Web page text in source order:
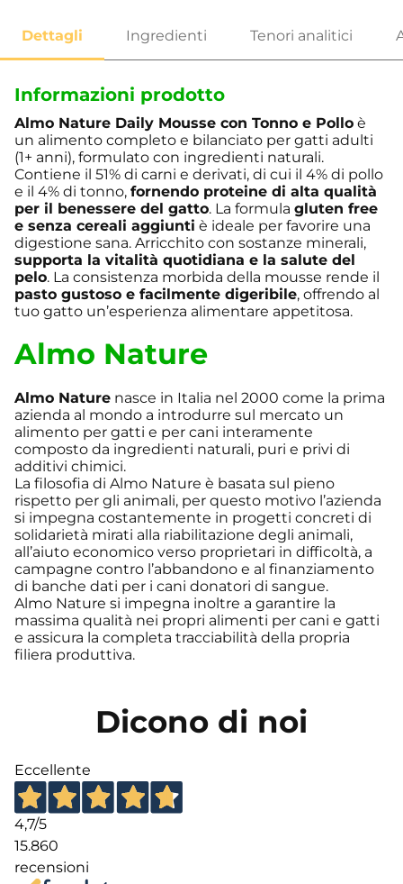
Informazioni prodotto
Almo Nature Daily Mousse con Tonno e Pollo è
un alimento completo e bilanciato per gatti adulti
(1+ anni), formulato con ingredienti naturali.
Contiene il 51% di carni e derivati, di cui il 4% di pollo
e il 4% di tonno, fornendo proteine di alta qualità
per il benessere del gatto. La formula gluten free
e senza cereali aggiunti è ideale per favorire una
digestione sana. Arricchito con sostanze minerali,
supporta la vitalità quotidiana e la salute del
pelo. La consistenza morbida della mousse rende il
pasto gustoso e facilmente digeribile, offrendo al
tuo gatto un’esperienza alimentare appetitosa.
Almo Nature
Almo Nature nasce in Italia nel 2000 come la prima
azienda al mondo a introdurre sul mercato un
alimento per gatti e per cani interamente
composto da ingredienti naturali, puri e privi di
additivi chimici.
La filosofia di Almo Nature è basata sul pieno
rispetto per gli animali, per questo motivo l’azienda
si impegna costantemente in progetti concreti di
solidarietà mirati alla riabilitazione degli animali,
all’aiuto economico verso proprietari in difficoltà, a
campagne contro l’abbandono e al finanziamento
di banche dati per i cani donatori di sangue.
Almo Nature si impegna inoltre a garantire la
massima qualità nei propri alimenti per cani e gatti
e assicura la completa tracciabilità della propria
filiera produttiva.
Dicono di noi
Eccellente
4,7/5
15.860
recensioni